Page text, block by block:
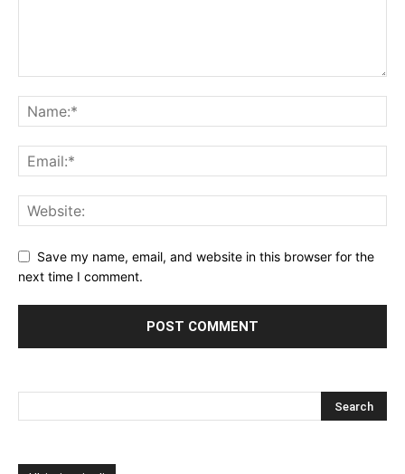
Save my name, email, and website in this browser for the
next time I comment.